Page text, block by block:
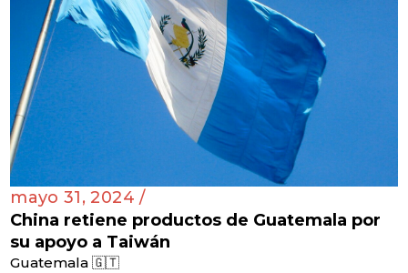
mayo 31, 2024 /
China retiene productos de Guatemala por
su apoyo a Taiwán
Guatemala 🇬🇹